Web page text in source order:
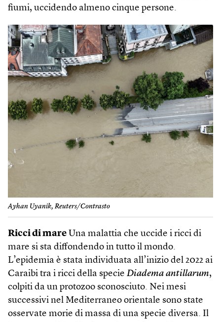
fiumi, uccidendo almeno cinque persone.
Ayhan Uyanik, Reuters/Contrasto
Ricci di mare Una malattia che uccide i ricci di
mare si sta diffondendo in tutto il mondo.
L’epidemia è stata individuata all’inizio del 2022 ai
Caraibi tra i ricci della specie Diadema antillarum,
colpiti da un protozoo sconosciuto. Nei mesi
successivi nel Mediterraneo orientale sono state
osservate morie di massa di una specie diversa. Il